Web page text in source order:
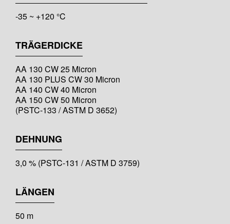
-35 ~ +120 °C
TRÄGERDICKE
AA 130 CW 25 Micron
AA 130 PLUS CW 30 Micron
AA 140 CW 40 Micron
AA 150 CW 50 Micron
(PSTC-133 / ASTM D 3652)
DEHNUNG
3,0 % (PSTC-131 / ASTM D 3759)
LÄNGEN
50 m